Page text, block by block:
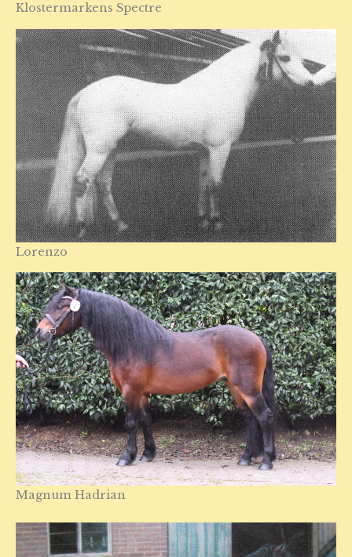
Klostermarkens Spectre
Lorenzo
Magnum Hadrian